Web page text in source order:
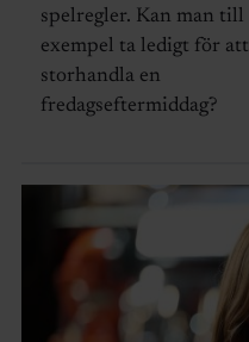
spelregler. Kan man till
exempel ta ledigt för att
storhandla en
fredagseftermiddag?